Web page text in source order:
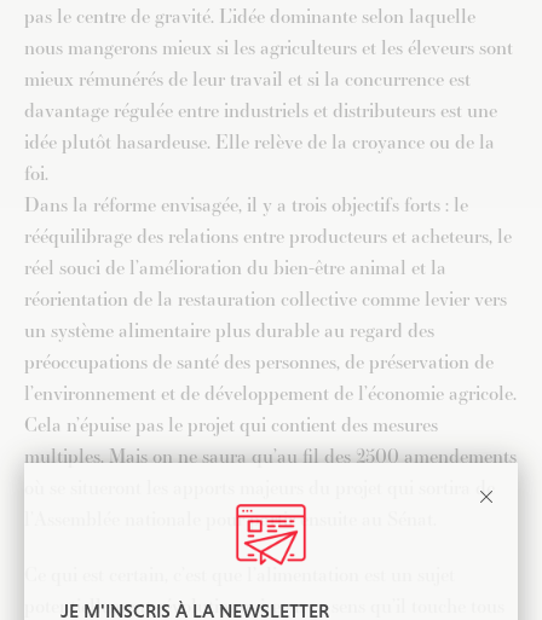
pas le centre de gravité. L’idée dominante selon laquelle
nous mangerons mieux si les agriculteurs et les éleveurs sont
mieux rémunérés de leur travail et si la concurrence est
davantage régulée entre industriels et distributeurs est une
idée plutôt hasardeuse. Elle relève de la croyance ou de la
foi.
Dans la réforme envisagée, il y a trois objectifs forts : le
rééquilibrage des relations entre producteurs et acheteurs, le
réel souci de l’amélioration du bien-être animal et la
réorientation de la restauration collective comme levier vers
un système alimentaire plus durable au regard des
préoccupations de santé des personnes, de préservation de
l’environnement et de développement de l’économie agricole.
Cela n’épuise pas le projet qui contient des mesures
multiples. Mais on ne saura qu’au fil des 2500 amendements
où se situeront les apports majeurs du projet qui sortira de
l’Assemblée nationale pour partir ensuite au Sénat.
Ce qui est certain, c’est que l’alimentation est un sujet
potentiellement révolutionnaire en ce sens qu’il touche tous
JE M'INSCRIS À LA NEWSLETTER